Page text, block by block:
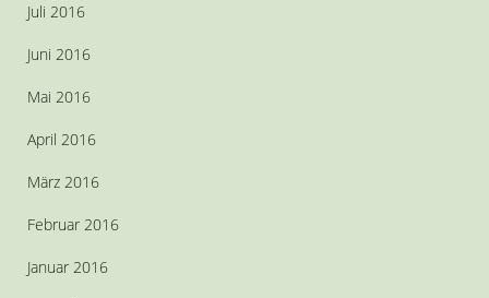
Juli 2016
Juni 2016
Mai 2016
April 2016
März 2016
Februar 2016
Januar 2016